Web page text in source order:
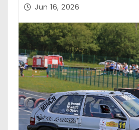
Jun 16, 2026